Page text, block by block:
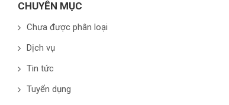
CHUYÊN MỤC
Chưa được phân loại
Dịch vụ
Tin tức
Tuyển dụng